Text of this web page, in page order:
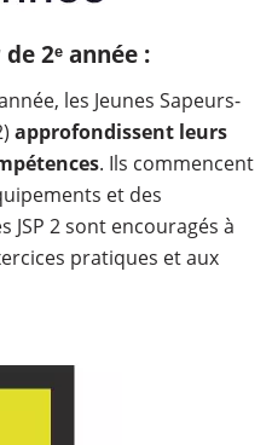
2ᵉ année :
les Jeunes Sapeurs-
approfondissent leurs
. Ils commencent
et des
JSP 2 sont encouragés à
pratiques et aux